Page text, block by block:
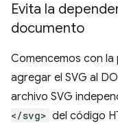
Evita la
documento
Comencemos con
agregar el SVG al
archivo SVG
</svg> del código